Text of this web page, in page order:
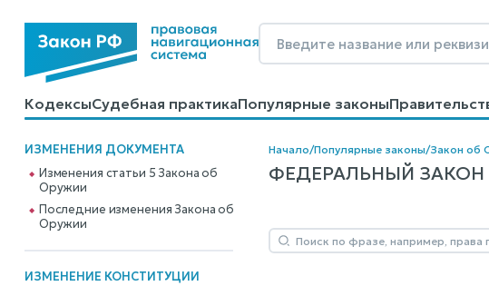
КодексыСудебная практикаПопулярные законы
КалькуляторыСправочные материалыОбразцы договоров
ИЗМЕНЕНИЯ ДОКУМЕНТА
Изменения статьи 5 Закона об
Оружии
Последние изменения Закона об
Оружии
ИЗМЕНЕНИЕ КОНСТИТУЦИИ
Начало/Популярные законы/Закон об
ФЕДЕРАЛЬНЫЙ ЗАКОН